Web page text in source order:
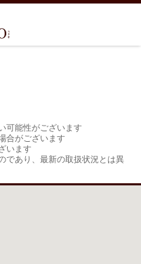
可能性がございます
合がございます
います
であり、最新の取扱状況とは異